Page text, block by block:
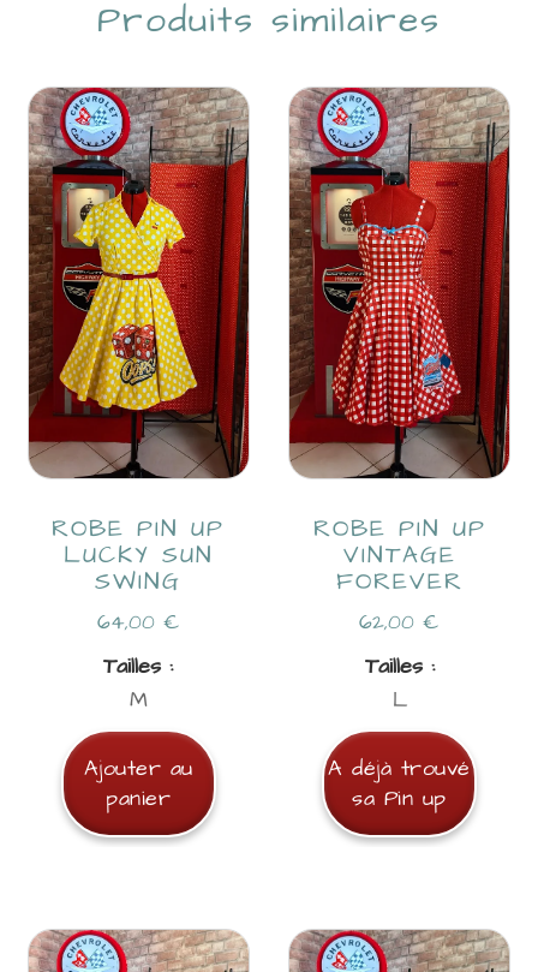
JUPE SALOPETTE PIN UP CANDICE RETRO
68,00 €
Produits similaires
ROBE PIN UP
LUCKY SUN
SWING
64,00 €
Tailles :
M
Ajouter au
panier
ROBE PIN UP
VINTAGE
FOREVER
62,00€
Tailles :
L
A déjà trouvé
sa Pin up